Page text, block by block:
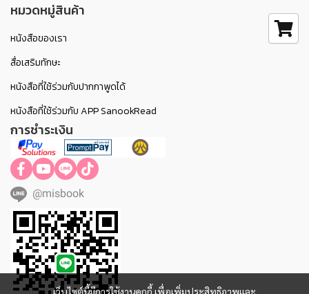
เว็บไซต์นี้มีการใช้งานคุกกี้ เพื่อเพิ่มประสิทธิภาพและ
หมวดหมู่สินค้า
หนังสือของเรา
สื่อเสริมทักษะ
หนังสือที่ใช้ร่วมกับปากกาพูดได้
หนังสือที่ใช้ร่วมกับ APP SanookRead
การชำระเงิน
@misbook